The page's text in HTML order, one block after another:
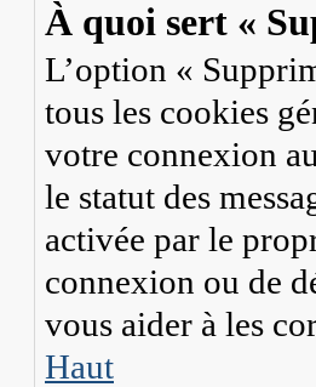
À quoi sert «
L’option «
tous les cookies
votre connexion
le statut des
activée par le
connexion ou de
vous aider à les
Haut